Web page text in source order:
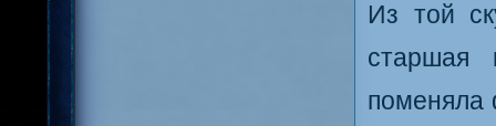
Из той
старшая
поменяла